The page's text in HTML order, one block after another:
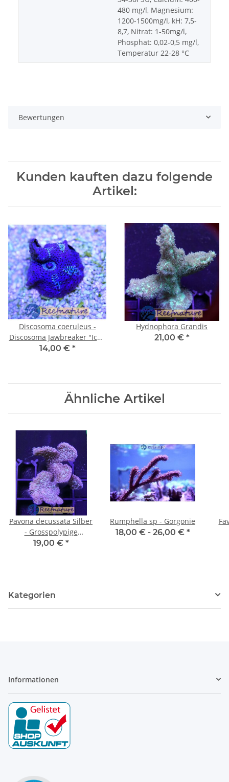
480 mg/l, Magnesium:
1200-1500mg/l, kH: 7,5-
8,7, Nitrat: 1-50mg/l,
Phosphat: 0,02-0,5 mg/l,
Temperatur 22-28 °C
Bewertungen
Kunden kauften dazu folgende
Artikel:
Discosoma coeruleus -
Discosoma Jawbreaker "Ice -
Blue Metallic" highColor
14,00 € *
Hydnophora Grandis
21,00 € *
Ähnliche Artikel
Pavona decussata Silber
- Grosspolypige
Steinkoralle small bis
19,00 € *
Rumphella sp - Gorgonie
18,00 € - 26,00 € *
Kategorien
Informationen